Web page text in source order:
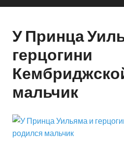
У Принца
герцогини
мальчик